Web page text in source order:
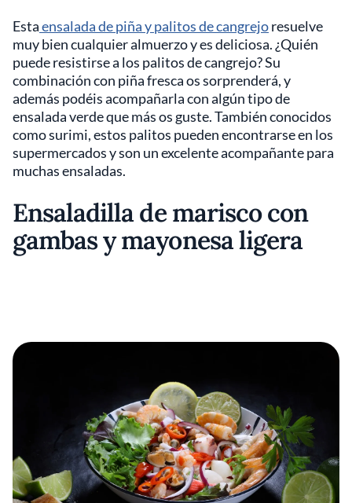
Estaensalada de piña y palitos de cangrejoresuelve
muy bien cualquier almuerzo y es deliciosa. ¿Quién
puede resistirse a los palitos de cangrejo? Su
combinación con piña fresca os sorprenderá, y
además podéis acompañarla con algún tipo de
ensalada verde que más os guste. También conocidos
como surimi, estos palitos pueden encontrarse en los
supermercados y son un excelente acompañante para
muchas ensaladas.
Ensaladilla de marisco con
gambas y mayonesa ligera